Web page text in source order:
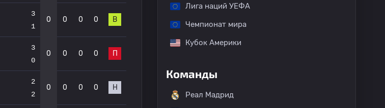
3
1
0 0 0 0 В
3
0
0 0 0 0 П
2
2
0 0 0 0 Н
Лига наций УЕФА
Чемпионат мира
Кубок Америки
Команды
Реал Мадрид